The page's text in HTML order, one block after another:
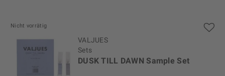
Nicht vorrätig
VALJUES
Sets
DUSK TILL DAWN Sample Set